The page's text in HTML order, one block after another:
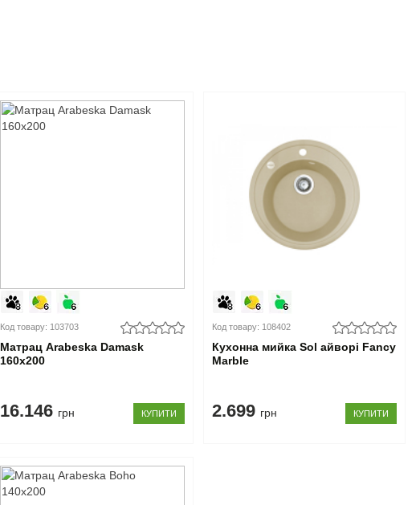
Код товару: 103703
Матрац Arabeska Damask
160x200
16.146 грн КУПИТИ
Код товару: 108402
Кухонна мийка Sol айворі Fancy
Marble
2.699 грн КУПИТИ